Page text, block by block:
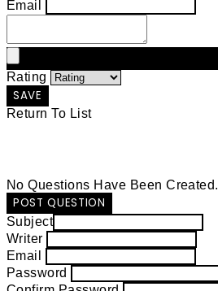
Email
Rating
SAVE
Return To List
No Questions Have Been Created.
POST QUESTION
Subject
Writer
Email
Password